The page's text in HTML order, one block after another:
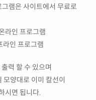
램은 사이트에서 무료로
라인 프로그램
라인 프로그램
력 할 수 있으며
모양대로 이미 칼선이
시면 됩니다.